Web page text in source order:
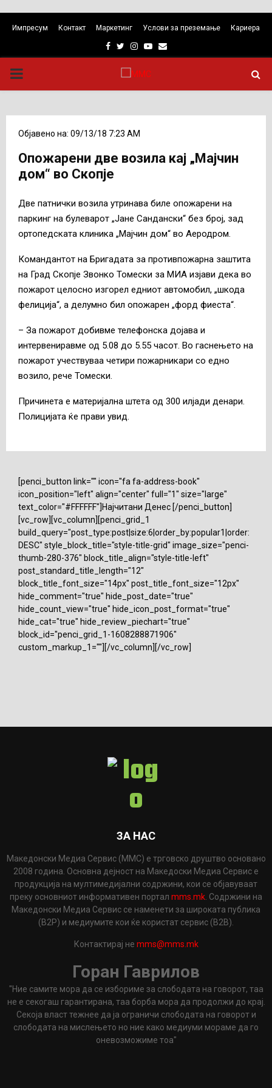
Импресум Контакт Маркетинг Услови за преземање Кариера
Facebook
TwitterInstagram
Youtube
Email
PRIMARY
Објавено на: 09/13/18 7:23 AM
Опожарени две возила кај „Мајчин
дом“ во Скопје
Две патнички возила утринава биле опожарени на
паркинг на булеварот „Јане Сандански“ без број, зад
ортопедската клиника „Мајчин дом“ во Аеродром.
Командантот на Бригадата за противпожарна заштита
на Град Скопје Звонко Томески за МИА изјави дека во
пожарот целосно изгорел едниот автомобил, „шкода
фелиција“, а делумно бил опожарен „форд фиеста“.
– За пожарот добивме телефонска дојава и
интервениравме од 5.08 до 5.55 часот. Во гаснењето на
пожарот учествуваа четири пожарникари со едно
возило, рече Томески.
Причинета е материјална штета од 300 илјади денари.
Полицијата ќе прави увид.
[penci_button link="" icon="fa fa-address-book"
icon_position="left" align="center" full="1" size="large"
text_color="#FFFFFF"]Најчитани Денес [/penci_button]
[vc_row][vc_column][penci_grid_1
build_query="post_type:post|size:6|order_by:popular1|order:
DESC" style_block_title="style-title-grid" image_size="penci-
thumb-280-376" block_title_align="style-title-left"
post_standard_title_length="12"
block_title_font_size="14px" post_title_font_size="12px"
hide_comment="true" hide_post_date="true"
hide_count_view="true" hide_icon_post_format="true"
hide_cat="true" hide_review_piechart="true"
block_id="penci_grid_1-1608288871906"
custom_markup_1=""][/vc_column][/vc_row]
ЗА НАС
Македонски Медиа Сервис (ММС) е трговско друштво основано
2008 година. Основна дејност на Македоски Медиа Сервис е
продукција на мултимедијални содржини, кои се објавуваат
преку основниот информативен портал mms.mk . Содржини на
Македонски Медиа Сервис се наменети за широката публика
(B2P) и медиумите кои ќе користат сервис (B2B).
Контактирај не mms@mms.mk
Горан Гаврилов
"Ние самите мора да се избориме за слободата на говорот, таа
не е секогаш гарантирана, таа борба мора да продолжи до крај.
Секоја власт тежнее да ја ограничи слободата на говорот и
слободата на мислењето но ние како медиуми мораме да го
оневозможиме тоа"